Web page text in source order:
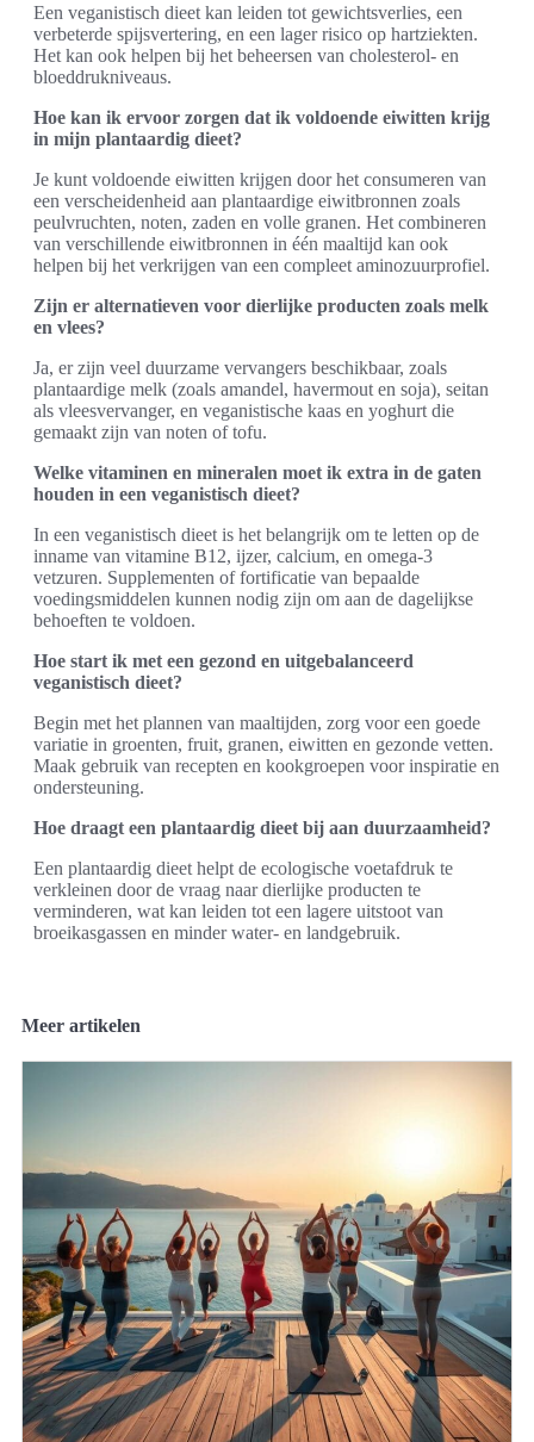
Een veganistisch dieet kan leiden tot gewichtsverlies, een
verbeterde spijsvertering, en een lager risico op hartziekten.
Het kan ook helpen bij het beheersen van cholesterol- en
bloeddrukniveaus.
Hoe kan ik ervoor zorgen dat ik voldoende eiwitten krijg
in mijn plantaardig dieet?
Je kunt voldoende eiwitten krijgen door het consumeren van
een verscheidenheid aan plantaardige eiwitbronnen zoals
peulvruchten, noten, zaden en volle granen. Het combineren
van verschillende eiwitbronnen in één maaltijd kan ook
helpen bij het verkrijgen van een compleet aminozuurprofiel.
Zijn er alternatieven voor dierlijke producten zoals melk
en vlees?
Ja, er zijn veel duurzame vervangers beschikbaar, zoals
plantaardige melk (zoals amandel, havermout en soja), seitan
als vleesvervanger, en veganistische kaas en yoghurt die
gemaakt zijn van noten of tofu.
Welke vitaminen en mineralen moet ik extra in de gaten
houden in een veganistisch dieet?
In een veganistisch dieet is het belangrijk om te letten op de
inname van vitamine B12, ijzer, calcium, en omega-3
vetzuren. Supplementen of fortificatie van bepaalde
voedingsmiddelen kunnen nodig zijn om aan de dagelijkse
behoeften te voldoen.
Hoe start ik met een gezond en uitgebalanceerd
veganistisch dieet?
Begin met het plannen van maaltijden, zorg voor een goede
variatie in groenten, fruit, granen, eiwitten en gezonde vetten.
Maak gebruik van recepten en kookgroepen voor inspiratie en
ondersteuning.
Hoe draagt een plantaardig dieet bij aan duurzaamheid?
Een plantaardig dieet helpt de ecologische voetafdruk te
verkleinen door de vraag naar dierlijke producten te
verminderen, wat kan leiden tot een lagere uitstoot van
broeikasgassen en minder water- en landgebruik.
Meer artikelen